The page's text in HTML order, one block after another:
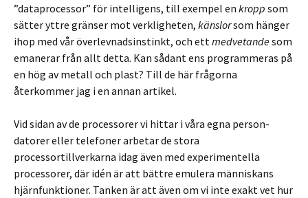
”dataprocessor” för intelligens, till exempel en kropp som
sätter yttre gränser mot verkligheten, känslorsom hänger
ihop med vår överlevnadsinstinkt, och ett medvetandesom
emanerar från allt detta. Kan sådant ens programmeras på
en hög av metall och plast? Till de här frågorna
återkommer jag i en annan artikel.
Vid sidan av de processorer vi hittar i våra egna person­
datorer eller telefoner arbetar de stora
processortillverkarna idag även med experimentella
processorer, där idén är att bättre emulera människans
hjärnfunktioner. Tanken är att även om vi inte exakt vet hur